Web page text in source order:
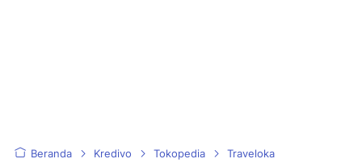
Beranda Kredivo Tokopedia Traveloka